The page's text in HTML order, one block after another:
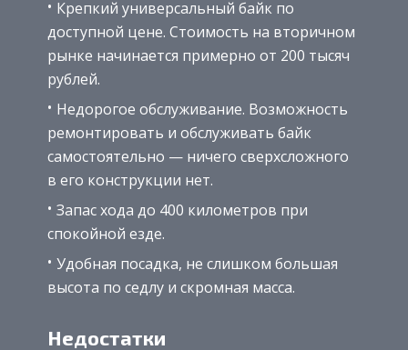
Крепкий универсальный байк по
доступной цене. Стоимость на вторичном
рынке начинается примерно от 200 тысяч
рублей.
Недорогое обслуживание. Возможность
ремонтировать и обслуживать байк
самостоятельно — ничего сверхсложного
в его конструкции нет.
Запас хода до 400 километров при
спокойной езде.
Удобная посадка, не слишком большая
высота по седлу и скромная масса.
Недостатки